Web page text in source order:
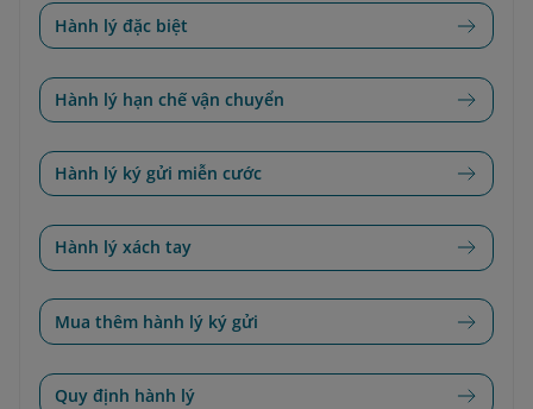
Hành lý đặc biệt
Hành lý hạn chế vận chuyển
Hành lý ký gửi miễn cước
Hành lý xách tay
Mua thêm hành lý ký gửi
Quy định hành lý